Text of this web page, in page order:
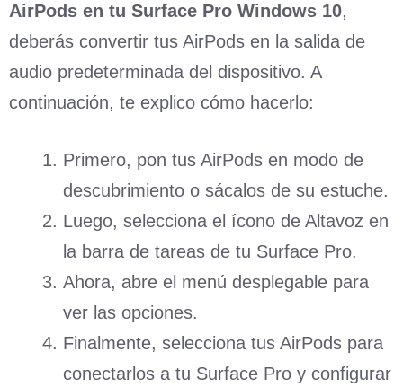
AirPods en tu Surface Pro Windows 10,
deberás convertir tus AirPods en la salida de
audio predeterminada del dispositivo. A
continuación, te explico cómo hacerlo:
Primero, pon tus AirPods en modo de
descubrimiento o sácalos de su estuche.
Luego, selecciona el ícono de Altavoz en
la barra de tareas de tu Surface Pro.
Ahora, abre el menú desplegable para
ver las opciones.
Finalmente, selecciona tus AirPods para
conectarlos a tu Surface Pro y configurar